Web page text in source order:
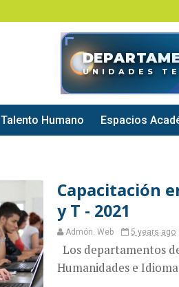
UNIDADES
Talento Humano Espacios
Capacitación
y T - 2021
Admón. Web 5 years ago
Los departamentos
Humanidades e